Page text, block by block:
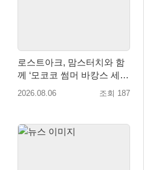
로스트아크, 맘스터치와 함
께 ‘모코코 썸머 바캉스 세
트’ 출시
2026.08.06 조회 187